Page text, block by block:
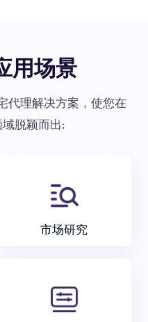
用场景
代理解决方案，使您在
脱颖而出:
市场研究